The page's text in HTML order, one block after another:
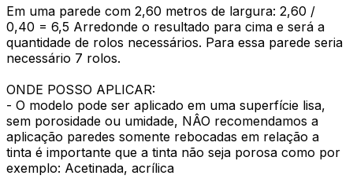
Em uma parede com 2,60 metros de largura: 2,60 /
0,40 = 6,5 Arredonde o resultado para cima e será a
quantidade de rolos necessários. Para essa parede seria
necessário 7 rolos.
ONDE POSSO APLICAR:
- O modelo pode ser aplicado em uma superfície lisa,
sem porosidade ou umidade, NÂO recomendamos a
aplicação paredes somente rebocadas em relação a
tinta é importante que a tinta não seja porosa como por
exemplo: Acetinada, acrílica